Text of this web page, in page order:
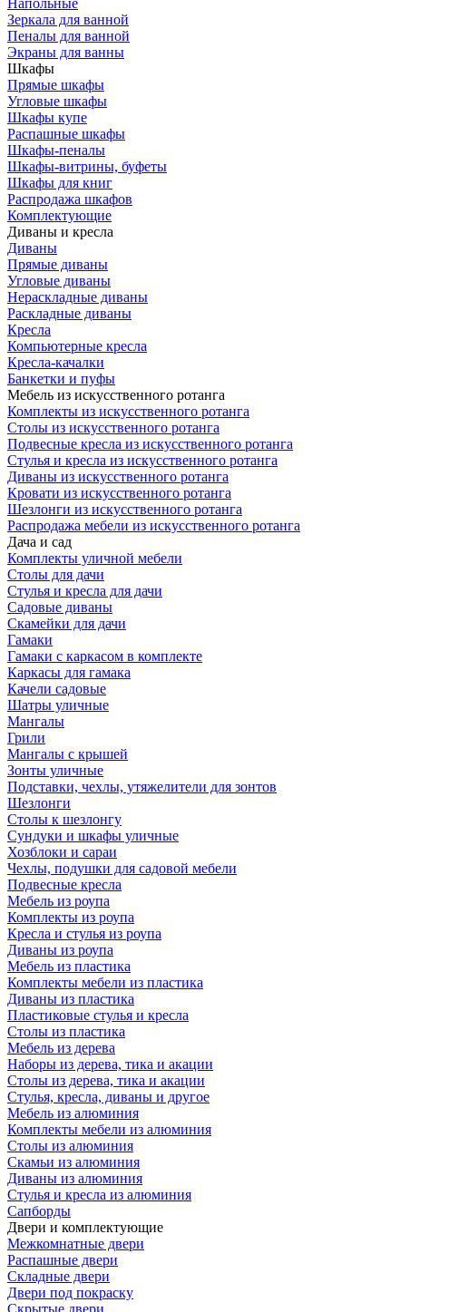
Напольные
Зеркала для ванной
Пеналы для ванной
Экраны для ванны
Шкафы
Прямые шкафы
Угловые шкафы
Шкафы купе
Распашные шкафы
Шкафы-пеналы
Шкафы-витрины, буфеты
Шкафы для книг
Распродажа шкафов
Комплектующие
Диваны и кресла
Диваны
Прямые диваны
Угловые диваны
Нераскладные диваны
Раскладные диваны
Кресла
Компьютерные кресла
Кресла-качалки
Банкетки и пуфы
Мебель из искусственного ротанга
Комплекты из искусственного ротанга
Столы из искусственного ротанга
Подвесные кресла из искусственного ротанга
Стулья и кресла из искусственного ротанга
Диваны из искусственного ротанга
Кровати из искусственного ротанга
Шезлонги из искусственного ротанга
Распродажа мебели из искусственного ротанга
Дача и сад
Комплекты уличной мебели
Столы для дачи
Стулья и кресла для дачи
Садовые диваны
Скамейки для дачи
Гамаки
Гамаки с каркасом в комплекте
Каркасы для гамака
Качели садовые
Шатры уличные
Мангалы
Грили
Мангалы с крышей
Зонты уличные
Подставки, чехлы, утяжелители для зонтов
Шезлонги
Столы к шезлонгу
Сундуки и шкафы уличные
Хозблоки и сараи
Чехлы, подушки для садовой мебели
Подвесные кресла
Мебель из роупа
Комплекты из роупа
Кресла и стулья из роупа
Диваны из роупа
Мебель из пластика
Комплекты мебели из пластика
Диваны из пластика
Пластиковые стулья и кресла
Столы из пластика
Мебель из дерева
Наборы из дерева, тика и акации
Столы из дерева, тика и акации
Стулья, кресла, диваны и другое
Мебель из алюминия
Комплекты мебели из алюминия
Столы из алюминия
Скамьи из алюминия
Диваны из алюминия
Стулья и кресла из алюминия
Сапборды
Двери и комплектующие
Межкомнатные двери
Распашные двери
Складные двери
Двери под покраску
Скрытые двери